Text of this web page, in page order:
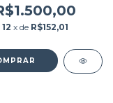
25
12 x de R$152,01